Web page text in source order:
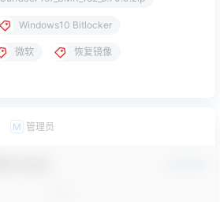
Windows10 Bitlocker
微软 恢复镜像
M 管理员